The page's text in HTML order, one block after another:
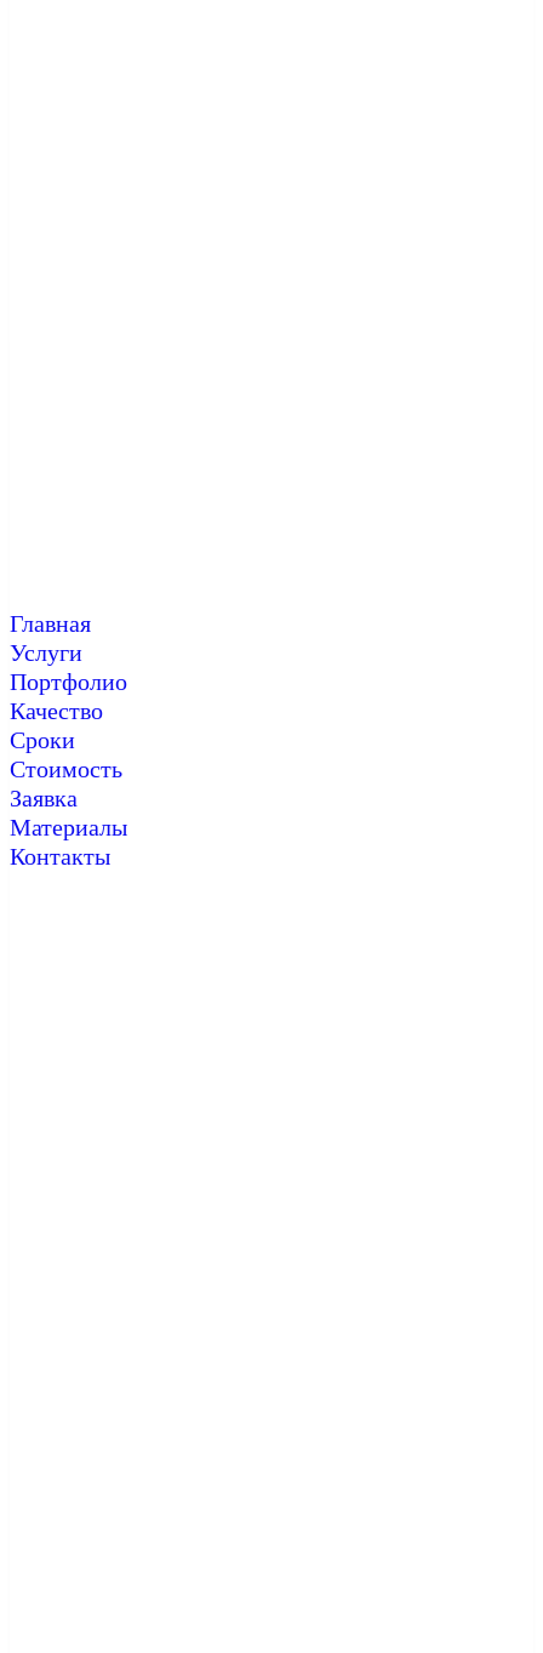
Главная
Услуги
Портфолио
Качество
Сроки
Стоимость
Заявка
Материалы
Контакты